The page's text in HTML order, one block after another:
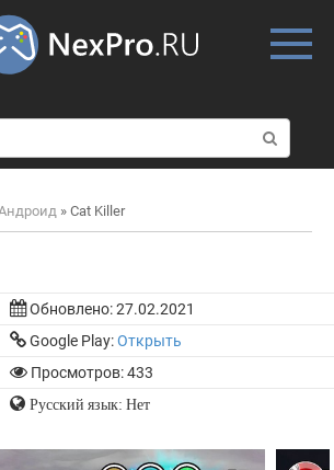
о
и
к
» Cat Killer
Обновлено:27.02.2021
Google Play:Открыть
Просмотров: 433
Русский язык: Нет